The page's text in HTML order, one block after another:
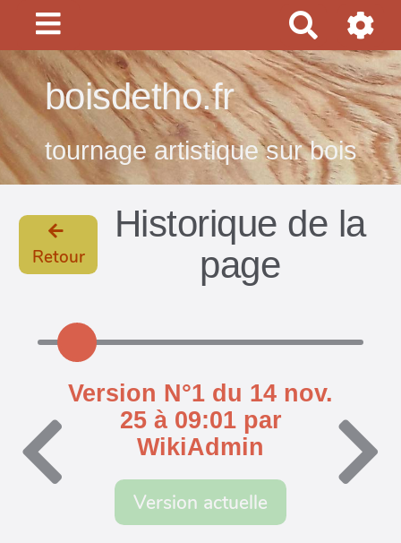
e
c
h
e
r
c
h
e
boisdetho.fr
tournage artistique sur bois
Retour
Historique de la
page
Version N°1 du 14 nov.
25 à 09:01 par
WikiAdmin
Version actuelle